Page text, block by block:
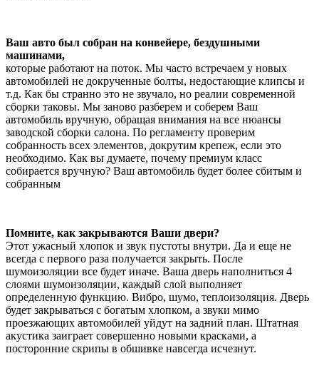
Ваш авто был собран на конвейере, бездушными
машинами,
которые работают на поток. Мы часто встречаем у новых
автомобилей не докрученные болты, недостающие клипсы и
т.д. Как бы странно это не звучало, но реалии современной
сборки таковы. Мы заново разберем и соберем Ваш
автомобиль вручную, обращая внимания на все нюансы
заводской сборки салона. По регламенту проверим
собранность всех элементов, докрутим крепеж, если это
необходимо. Как вы думаете, почему премиум класс
собирается вручную? Ваш автомобиль будет более сбитым и
собранным
Помните, как закрываются Ваши двери?
Этот ужасный хлопок и звук пустоты внутри. Да и еще не
всегда с первого раза получается закрыть. После
шумоизоляции все будет иначе. Ваша дверь наполниться 4
слоями шумоизоляции, каждый слой выполняет
определенную функцию. Вибро, шумо, теплоизоляция. Дверь
будет закрываться с богатым хлопком, а звуки мимо
проезжающих автомобилей уйдут на задний план. Штатная
акустика заиграет совершенно новыми красками, а
посторонние скрипы в обшивке навсегда исчезнут.